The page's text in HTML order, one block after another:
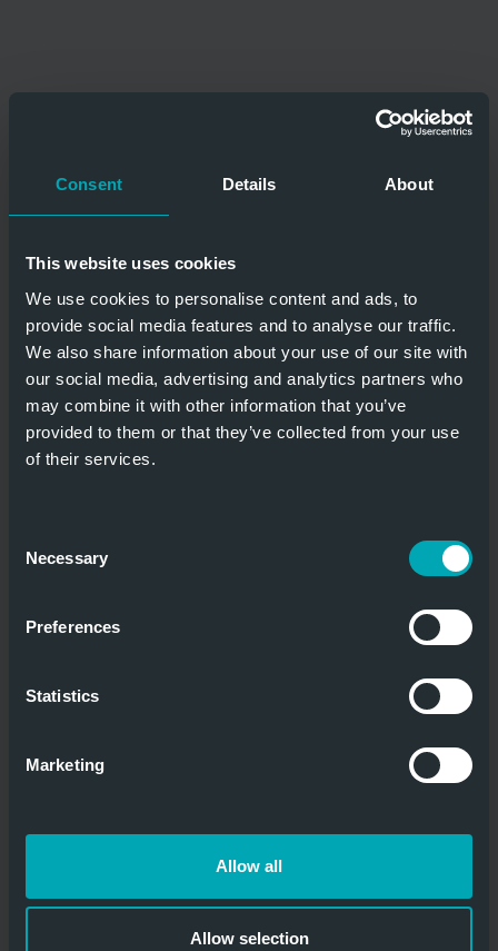
Consent Details About
This website uses cookies
We use cookies to personalise content and ads, to
provide social media features and to analyse our traffic.
We also share information about your use of our site with
our social media, advertising and analytics partners who
may combine it with other information that you’ve
provided to them or that they’ve collected from your use
of their services.
Selection
Necessary
Preferences
Statistics
Marketing
Allow all
Allow selection